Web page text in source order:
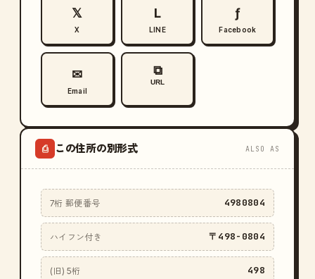
𝕏
X
L
LINE
ƒ
Facebook
✉
Email
⧉
URL
⎙ この住所の別形式 ALSO AS
7桁 郵便番号 4980804
ハイフン付き 〒498-0804
(旧) 5桁 498